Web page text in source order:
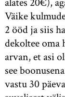
Väike
2 ööd ja siis
dekoltee oma
arvan, et asi
see
vastu 30